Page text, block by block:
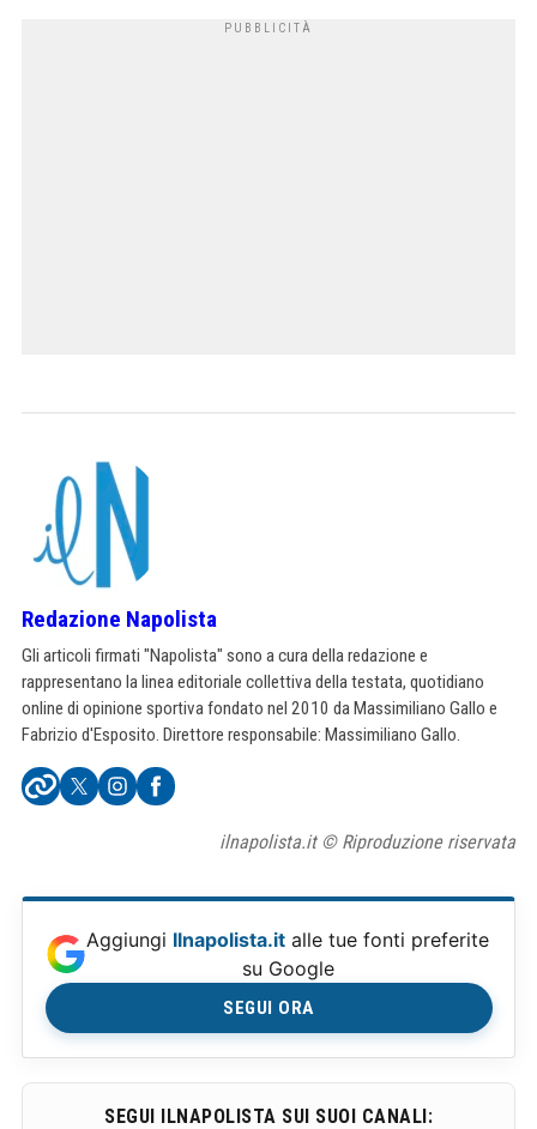
Redazione Napolista
Gli articoli firmati "Napolista" sono a cura della redazione e
rappresentano la linea editoriale collettiva della testata, quotidiano
online di opinione sportiva fondato nel 2010 da Massimiliano Gallo e
Fabrizio d'Esposito. Direttore responsabile: Massimiliano Gallo.
ilnapolista.it © Riproduzione riservata
Aggiungi Ilnapolista.it alle tue fonti preferite
su Google
SEGUI ORA
SEGUI ILNAPOLISTA SUI SUOI CANALI: